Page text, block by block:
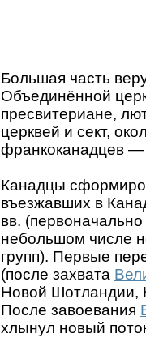
Большая часть
Объединённой
пресвитериане,
церквей и сект,
франкоканадцев —
Канадцы
въезжавших в
вв.
небольшом числе
групп). Первые
(после захвата
Новой Шотландии,
После завоевания
хлынул новый